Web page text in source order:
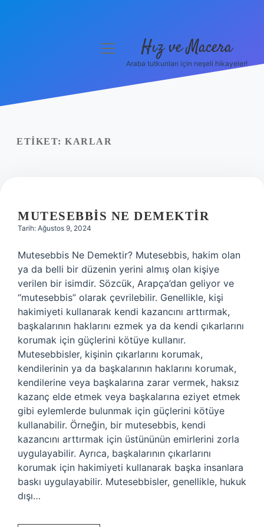
Yasal Uyarı
menüyü
Hız ve Macera
Araba tutkunları için neşeli hikayeler!
ETIKET: KARLAR
MUTESEBBIS NE DEMEKTIR
Tarih: Ağustos 9, 2024
Mutesebbis Ne Demektir? Mutesebbis, hakim olan
ya da belli bir düzenin yerini almış olan kişiye
verilen bir isimdir. Sözcük, Arapça’dan geliyor ve
“mutesebbis” olarak çevrilebilir. Genellikle, kişi
hakimiyeti kullanarak kendi kazancını arttırmak,
başkalarının haklarını ezmek ya da kendi çıkarlarını
korumak için güçlerini kötüye kullanır.
Mutesebbisler, kişinin çıkarlarını korumak,
kendilerinin ya da başkalarının haklarını korumak,
kendilerine veya başkalarına zarar vermek, haksız
kazanç elde etmek veya başkalarına eziyet etmek
gibi eylemlerde bulunmak için güçlerini kötüye
kullanabilir. Örneğin, bir mutesebbis, kendi
kazancını arttırmak için üstününün emirlerini zorla
uygulayabilir. Ayrıca, başkalarının çıkarlarını
korumak için hakimiyeti kullanarak başka insanlara
baskı uygulayabilir. Mutesebbisler, genellikle, hukuk
dışı…